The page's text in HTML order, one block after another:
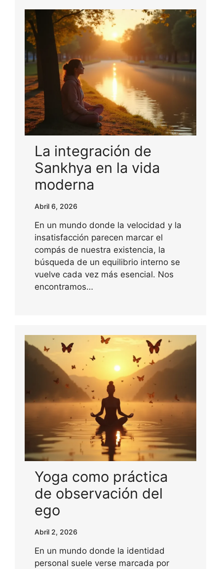
La integración de
Sankhya en la vida
moderna
Abril 6, 2026
En un mundo donde la velocidad y la
insatisfacción parecen marcar el
compás de nuestra existencia, la
búsqueda de un equilibrio interno se
vuelve cada vez más esencial. Nos
encontramos…
Yoga como práctica
de observación del
ego
Abril 2, 2026
En un mundo donde la identidad
personal suele verse marcada por